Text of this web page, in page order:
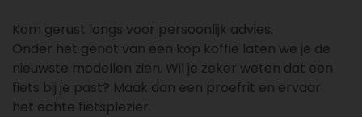
Kom gerust langs voor persoonlijk advies.
Onder het genot van een kop koffie laten we je de
nieuwste modellen zien. Wil je zeker weten dat een
fiets bij je past? Maak dan een proefrit en ervaar
het echte fietsplezier.